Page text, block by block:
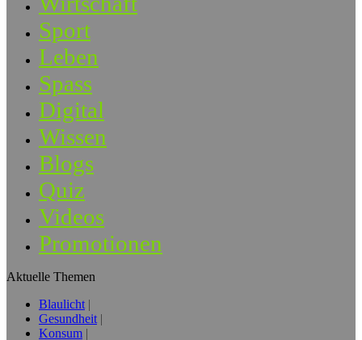
Sport
Leben
Spass
Digital
Wissen
Blogs
Quiz
Videos
Promotionen
Aktuelle Themen
Blaulicht
Gesundheit
Konsum